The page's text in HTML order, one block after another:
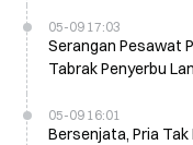
05-09 17:03
Serangan Pesawat
Tabrak Penyerbu
05-09 16:01
Bersenjata, Pria